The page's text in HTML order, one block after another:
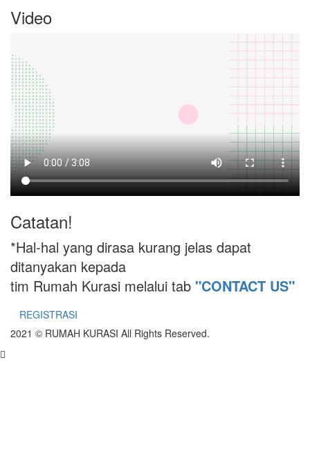
Video
Catatan!
*Hal-hal yang dirasa kurang jelas dapat
ditanyakan kepada
tim Rumah Kurasi melalui tab "CONTACT US"
REGISTRASI
2021 © RUMAH KURASI All Rights Reserved.